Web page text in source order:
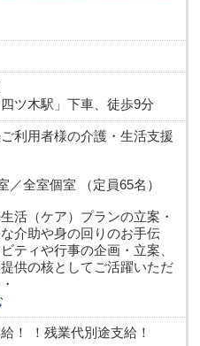
ツ木駅」下車、徒歩9分
利用者様の介護・生活支援
全室個室 （定員65名）
活（ケア）プランの立案・
介助や身の回りのお手伝
ティや行事の企画・立案、
供の核としてご活躍いただ
！ ！残業代別途支給！